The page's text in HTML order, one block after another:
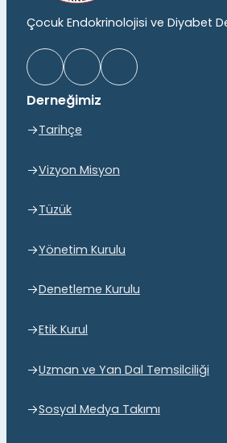
Çocuk Endokrinolojisi ve Diyabet
Derneğimiz
Tarihçe
Vizyon Misyon
Tüzük
Yönetim Kurulu
Denetleme Kurulu
Etik Kurul
Uzman ve Yan Dal Temsilciliği
Sosyal Medya Takımı